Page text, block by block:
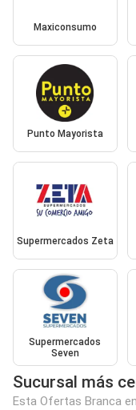
Maxiconsumo
Punto Mayorista
Supermercados Zeta
Supermercados
Seven
Sucursal más
Esta Ofertas Branca